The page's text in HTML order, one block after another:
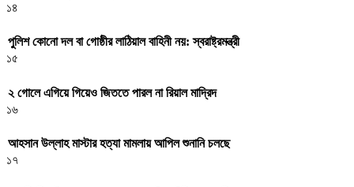
১৪
পুলিশ কোনো দল বা গোষ্ঠীর লাঠিয়াল বাহিনী নয়: স্বরাষ্ট্রমন্ত্রী
১৫
২ গোলে এগিয়ে গিয়েও জিততে পারল না রিয়াল মাদ্রিদ
১৬
আহসান উল্লাহ মাস্টার হত্যা মামলায় আপিল শুনানি চলছে
১৭